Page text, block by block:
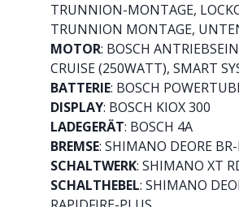
TRUNNION-MONTAGE,
TRUNNION MONTAGE,
MOTOR: BOSCH
CRUISE (250WATT), SMART
BATTERIE: BOSCH
DISPLAY: BOSCH KIOX 300
LADEGERÄT: BOSCH 4A
BREMSE: SHIMANO DEORE
SCHALTWERK: SHIMANO XT
SCHALTHEBEL: SHIMANO